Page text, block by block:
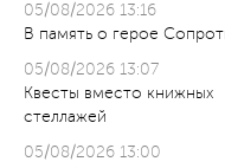
05/08/2026 13:16
В память о герое
05/08/2026 13:07
Квесты вместо книжных
стеллажей
05/08/2026 13:00